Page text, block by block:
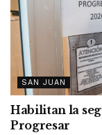
SAN JUAN
Habilitan la
Progresar